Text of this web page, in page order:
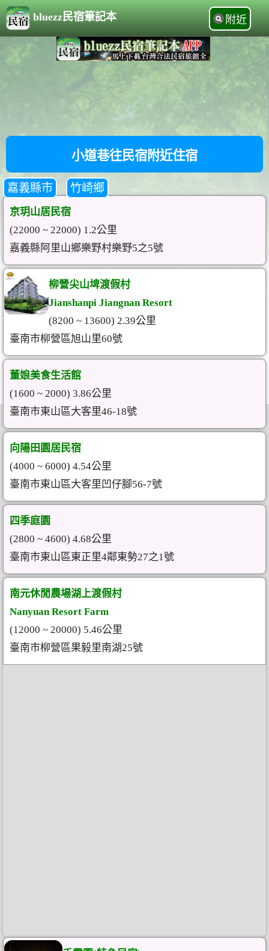
bluezz民宿筆記本 附近
小道巷往民宿附近住宿
嘉義縣市 竹崎鄉
京玥山居民宿
(22000 ~ 22000) 1.2公里
嘉義縣阿里山鄉樂野村樂野5之5號
柳營尖山埤渡假村
Jianshanpi Jiangnan Resort
(8200 ~ 13600) 2.39公里
臺南市柳營區旭山里60號
董娘美食生活館
(1600 ~ 2000) 3.86公里
臺南市東山區大客里46-18號
向陽田園居民宿
(4000 ~ 6000) 4.54公里
臺南市東山區大客里凹仔腳56-7號
四季庭園
(2800 ~ 4600) 4.68公里
臺南市東山區東正里4鄰東勢27之1號
南元休閒農場湖上渡假村
Nanyuan Resort Farm
(12000 ~ 20000) 5.46公里
臺南市柳營區果毅里南湖25號